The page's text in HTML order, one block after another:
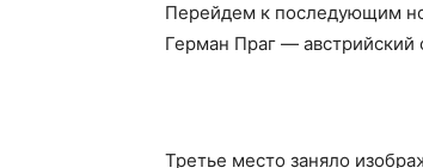
Перейдем к последующим
Герман Праг — австрийский
Третье место заняло